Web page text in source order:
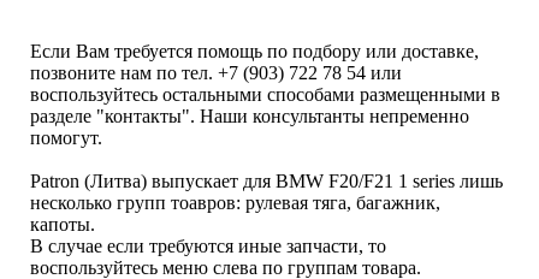
Если Вам требуется помощь по подбору или доставке,
позвоните нам по тел. +7 (903) 722 78 54 или
воспользуйтесь остальными способами размещенными в
разделе "контакты". Наши консультанты непременно
помогут.
Patron (Литва) выпускает для BMW F20/F21 1 series лишь
несколько групп тоавров: рулевая тяга, багажник,
капоты.
В случае если требуются иные запчасти, то
воспользуйтесь меню слева по группам товара.